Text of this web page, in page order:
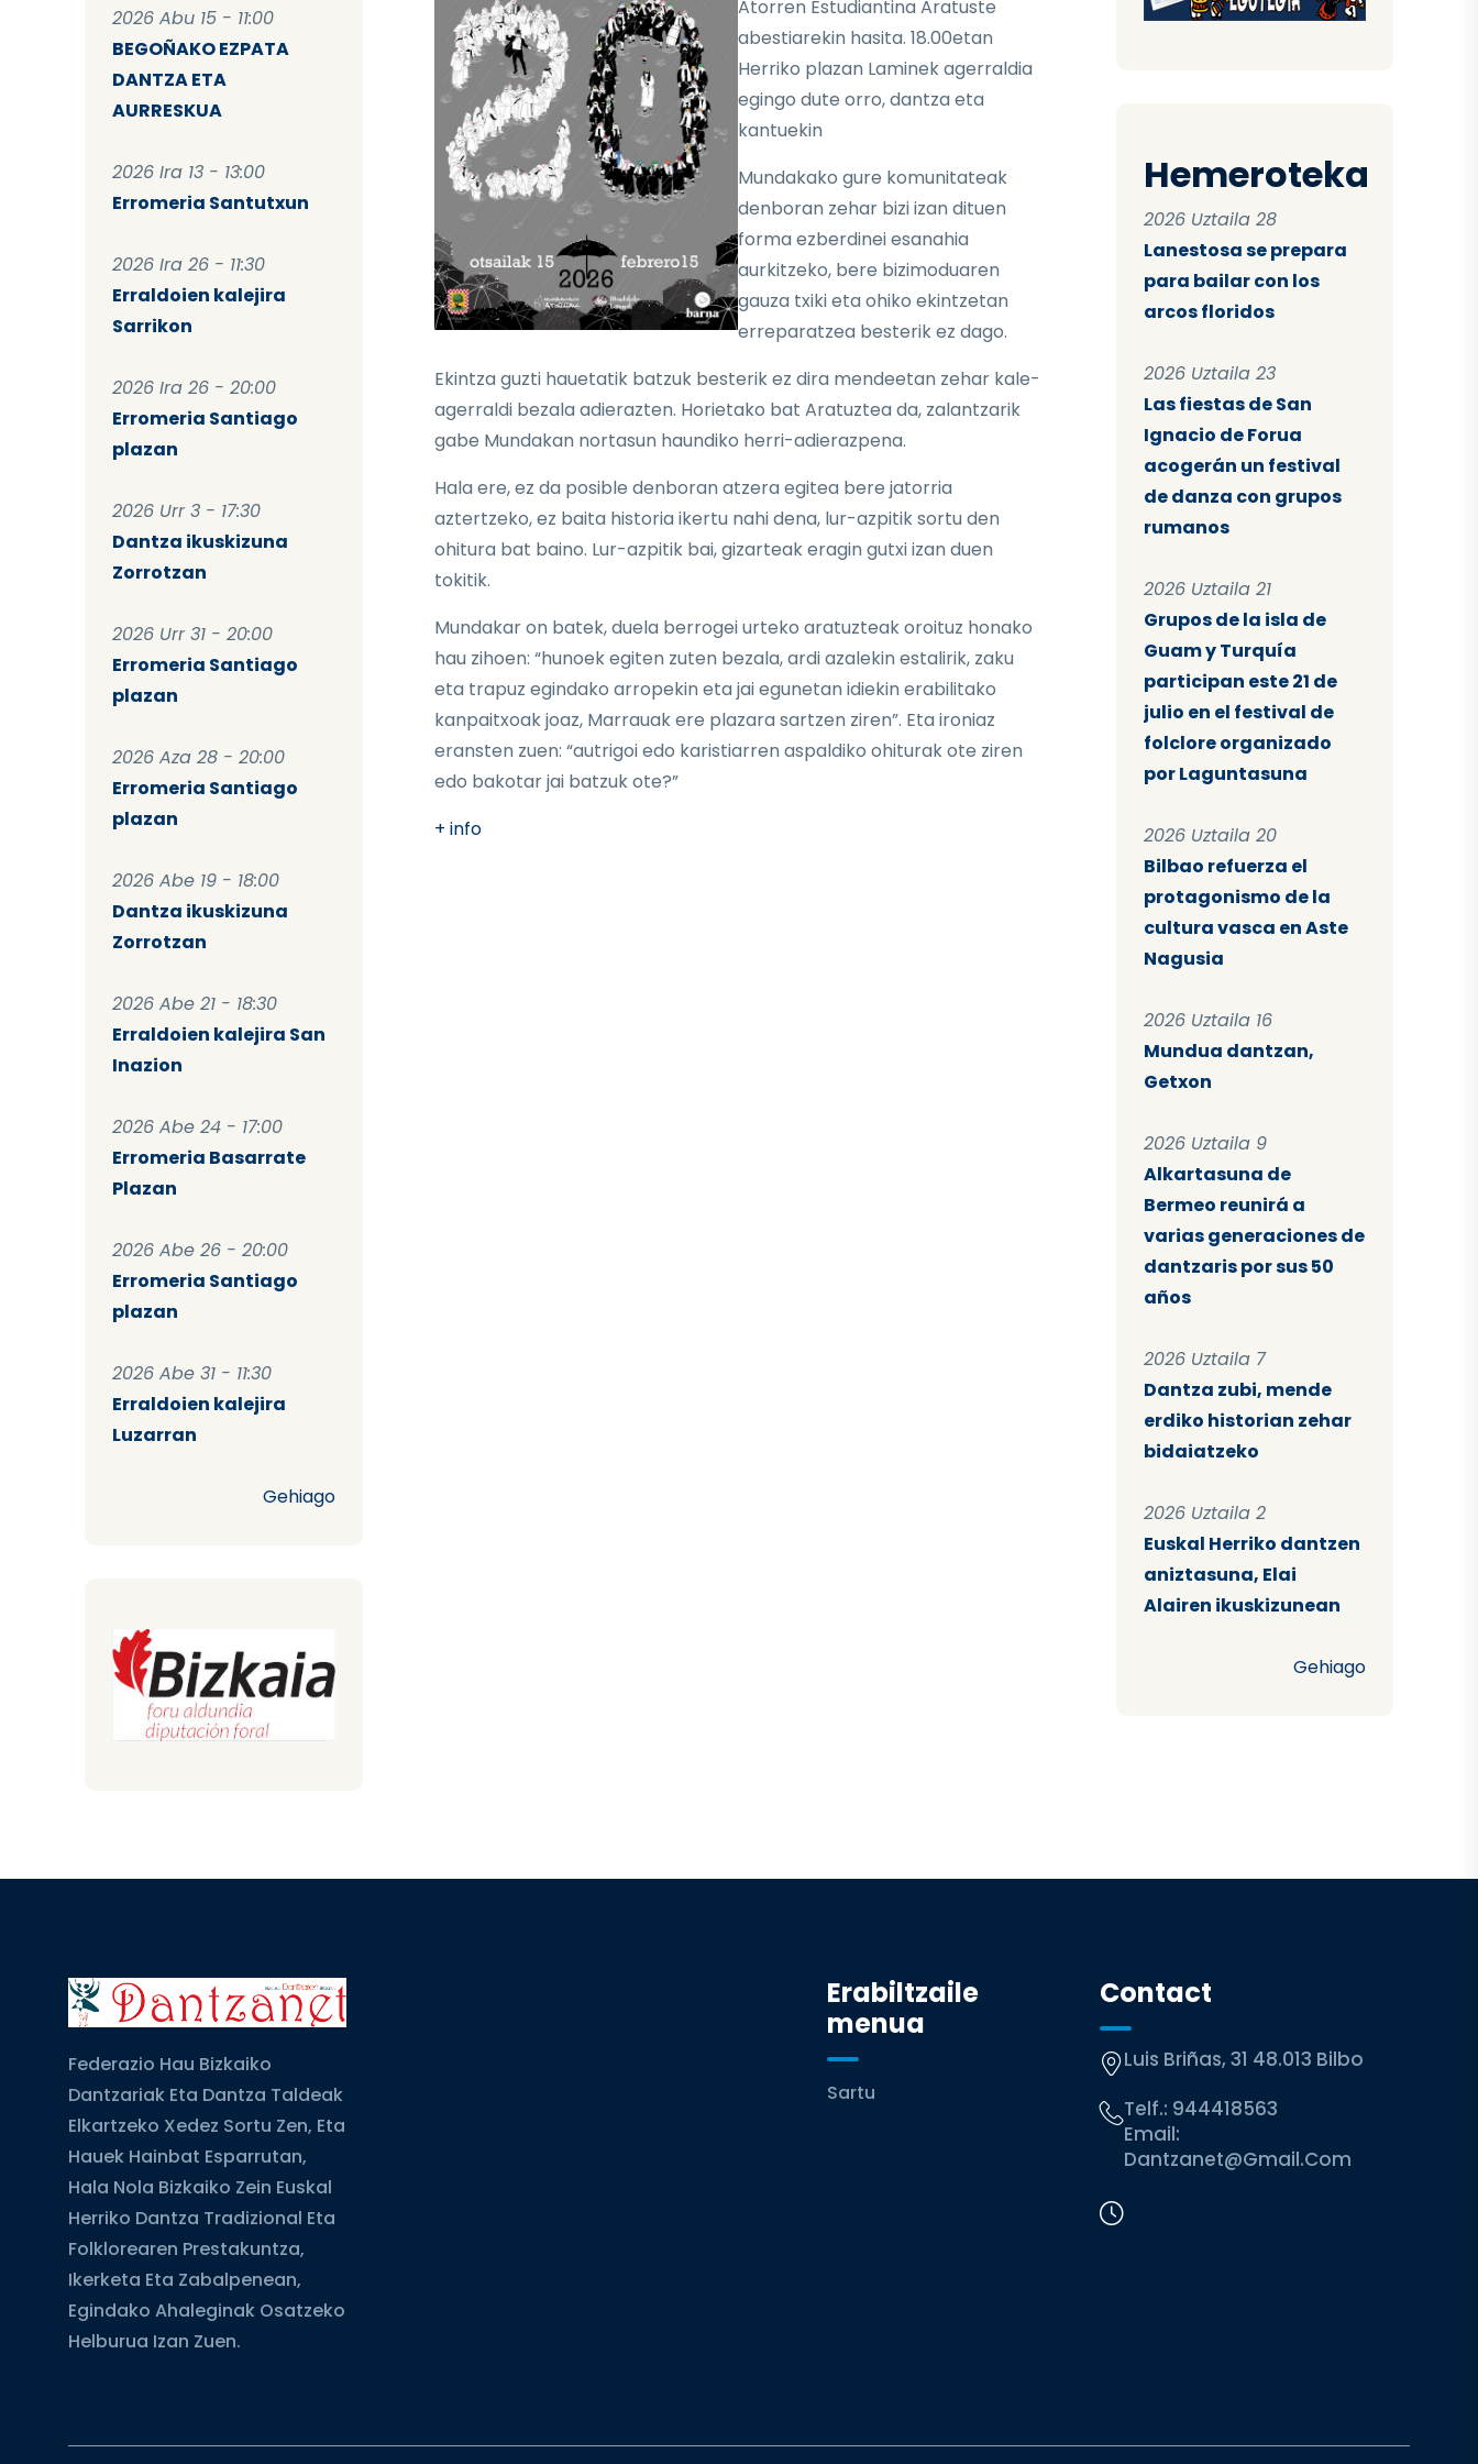
2026 Abu 15 - 11:00
BEGOÑAKO EZPATA
DANTZA ETA
AURRESKUA
2026 Ira 13 - 13:00
Erromeria Santutxun
2026 Ira 26 - 11:30
Erraldoien kalejira
Sarrikon
2026 Ira 26 - 20:00
Erromeria Santiago
plazan
2026 Urr 3 - 17:30
Dantza ikuskizuna
Zorrotzan
2026 Urr 31 - 20:00
Erromeria Santiago
plazan
2026 Aza 28 - 20:00
Erromeria Santiago
plazan
2026 Abe 19 - 18:00
Dantza ikuskizuna
Zorrotzan
2026 Abe 21 - 18:30
Erraldoien kalejira San
Inazion
2026 Abe 24 - 17:00
Erromeria Basarrate
Plazan
2026 Abe 26 - 20:00
Erromeria Santiago
plazan
2026 Abe 31 - 11:30
Erraldoien kalejira
Luzarran
Gehiago
Atorren Estudiantina Aratuste
abestiarekin hasita. 18.00etan
Herriko plazan Laminek agerraldia
egingo dute orro, dantza eta
kantuekin
Mundakako gure komunitateak
denboran zehar bizi izan dituen
forma ezberdinei esanahia
aurkitzeko, bere bizimoduaren
gauza txiki eta ohiko ekintzetan
erreparatzea besterik ez dago.
Ekintza guzti hauetatik batzuk besterik ez dira mendeetan zehar kale-
agerraldi bezala adierazten. Horietako bat Aratuztea da, zalantzarik
gabe Mundakan nortasun haundiko herri-adierazpena.
Hala ere, ez da posible denboran atzera egitea bere jatorria
aztertzeko, ez baita historia ikertu nahi dena, lur-azpitik sortu den
ohitura bat baino. Lur-azpitik bai, gizarteak eragin gutxi izan duen
tokitik.
Mundakar on batek, duela berrogei urteko aratuzteak oroituz honako
hau zihoen: “hunoek egiten zuten bezala, ardi azalekin estalirik, zaku
eta trapuz egindako arropekin eta jai egunetan idiekin erabilitako
kanpaitxoak joaz, Marrauak ere plazara sartzen ziren”. Eta ironiaz
eransten zuen: “autrigoi edo karistiarren aspaldiko ohiturak ote ziren
edo bakotar jai batzuk ote?”
+ info
Hemeroteka
2026 Uztaila 28
Lanestosa se prepara
para bailar con los
arcos floridos
2026 Uztaila 23
Las fiestas de San
Ignacio de Forua
acogerán un festival
de danza con grupos
rumanos
2026 Uztaila 21
Grupos de la isla de
Guam y Turquía
participan este 21 de
julio en el festival de
folclore organizado
por Laguntasuna
2026 Uztaila 20
Bilbao refuerza el
protagonismo de la
cultura vasca en Aste
Nagusia
2026 Uztaila 16
Mundua dantzan,
Getxon
2026 Uztaila 9
Alkartasuna de
Bermeo reunirá a
varias generaciones de
dantzaris por sus 50
años
2026 Uztaila 7
Dantza zubi, mende
erdiko historian zehar
bidaiatzeko
2026 Uztaila 2
Euskal Herriko dantzen
aniztasuna, Elai
Alairen ikuskizunean
Gehiago
Federazio Hau Bizkaiko
Dantzariak Eta Dantza Taldeak
Elkartzeko Xedez Sortu Zen, Eta
Hauek Hainbat Esparrutan,
Hala Nola Bizkaiko Zein Euskal
Herriko Dantza Tradizional Eta
Folklorearen Prestakuntza,
Ikerketa Eta Zabalpenean,
Egindako Ahaleginak Osatzeko
Helburua Izan Zuen.
Erabiltzaile
menua
Sartu
Contact
Luis Briñas, 31 48.013 Bilbo
Telf.: 944418563
Email:
Dantzanet@gmail.com